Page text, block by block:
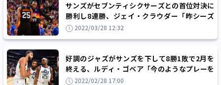
サンズがセブンティシクサーズとの首位対決に
勝利し8連勝、ジェイ・クラウダー「昨シーズ
ンの結果がモチベーションになっている」
2022/03/28 12:32
好調のジャズがサンズを下して8勝1敗で2月を
終える、ルディ・ゴベア「今のようなプレーを
していれば簡単には負けない」
2022/02/28 17:00